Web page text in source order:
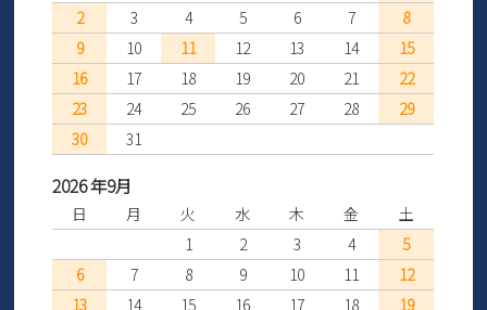
2
3 4 5 6 7
8
9
10 11 12 13 14
15
16
17 18 19 20 21
22
23
24 25 26 27 28
29
30
31
2026 年9月
日 月 火 水 木 金
土
1
2 3 4
5
6
7 8 9 10 11
12
13
14 15 16 17 18
19